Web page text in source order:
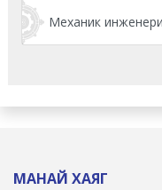
Механик
МАНАЙ ХАЯГ